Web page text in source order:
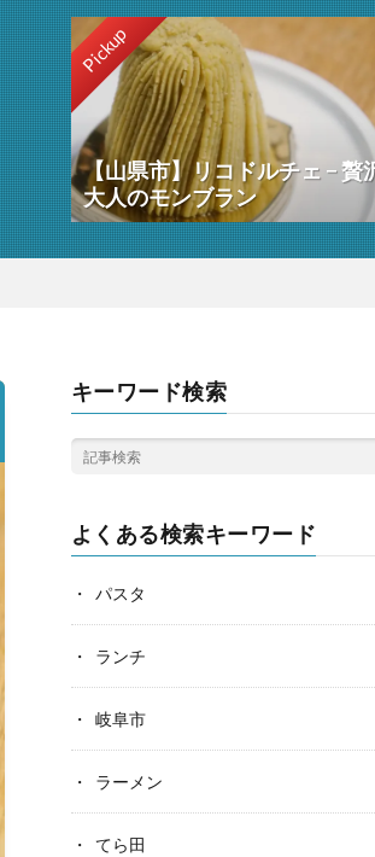
Pickup
【山県市】リコドルチェ − 贅
大人のモンブラン
キーワード検索
よくある検索キーワード
パスタ
ランチ
岐阜市
ラーメン
てら田